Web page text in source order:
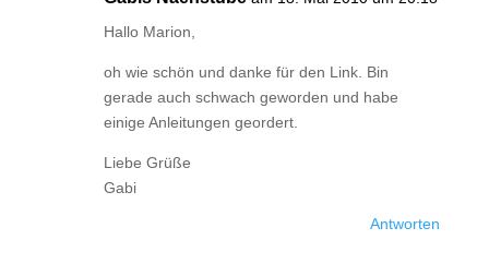
Hallo Marion,
oh wie schön und danke für den Link. Bin
gerade auch schwach geworden und habe
einige Anleitungen geordert.
Liebe Grüße
Gabi
Antworten